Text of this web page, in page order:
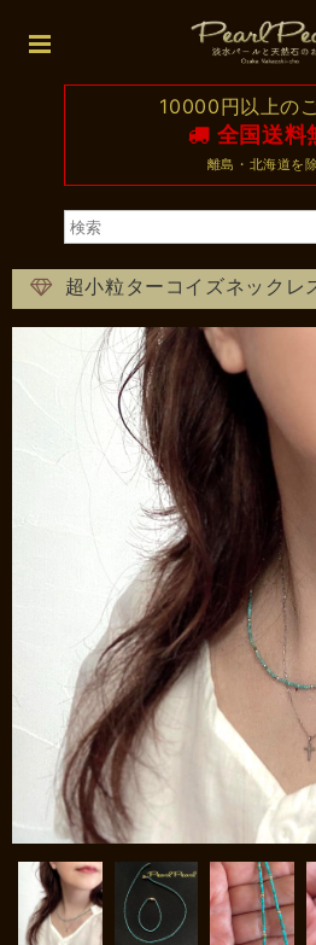
10000円以上の
全国送料
離島・北海道を
超小粒ターコイズネックレ